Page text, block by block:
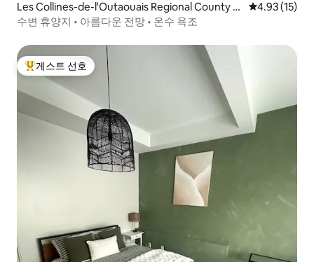
Les Collines-de-l'Outaouais Regional County M
unicipality의 집
평점 4.93점
4.93 (15)
수변 휴양지 • 아름다운 전망 • 온수 욕조
상위 게스트 선호
게스트 선호